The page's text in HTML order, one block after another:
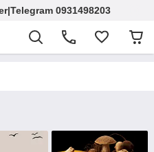
0931498203